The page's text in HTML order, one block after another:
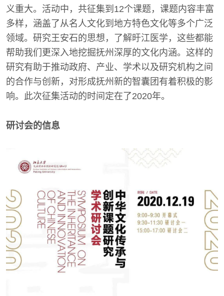
义重大。活动中，共征集到12个课题，课题内容丰富
多样，涵盖了从名人文化到地方特色文化等多个广泛
领域。研究王安石的思想，了解旴江医学，这些都能
帮助我们更深入地挖掘抚州深厚的文化内涵。这样的
研究有助于推动政府、产业、学术以及研究机构之间
的合作与创新，对形成抚州新的智囊团有着积极的影
响。此次征集活动的时间定在了2020年。
研讨会的信息